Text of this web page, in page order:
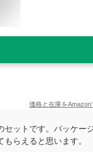
価格と在庫をAmazon
ットです。パッケー
らえると思います。